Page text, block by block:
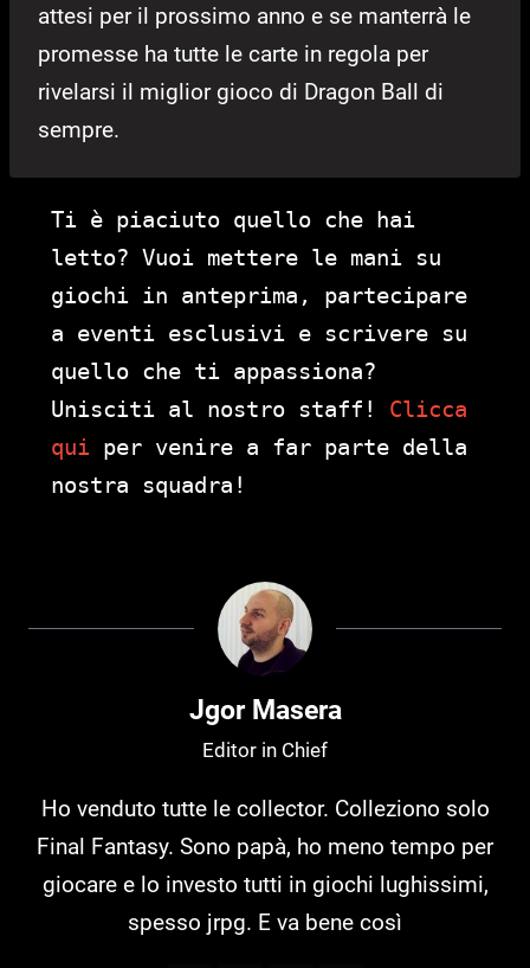
attesi per il prossimo anno e se manterrà le
promesse ha tutte le carte in regola per
rivelarsi il miglior gioco di Dragon Ball di
sempre.
Ti è piaciuto quello che hai
letto? Vuoi mettere le mani su
giochi in anteprima, partecipare
a eventi esclusivi e scrivere su
quello che ti appassiona?
Unisciti al nostro staff! Clicca
qui per venire a far parte della
nostra squadra!
Jgor Masera
Editor in Chief
Ho venduto tutte le collector. Colleziono solo
Final Fantasy. Sono papà, ho meno tempo per
giocare e lo investo tutti in giochi lughissimi,
spesso jrpg. E va bene così